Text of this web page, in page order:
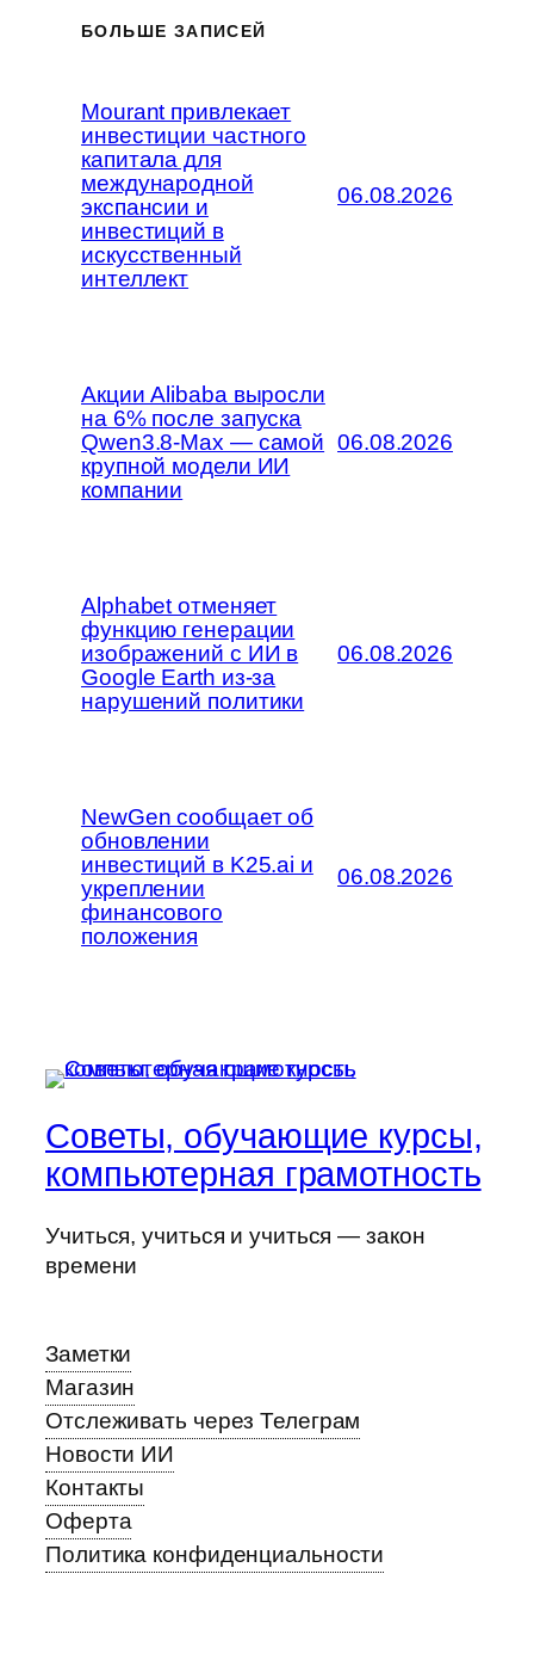
БОЛЬШЕ ЗАПИСЕЙ
Mourant привлекает
инвестиции частного
капитала для
международной
экспансии и
инвестиций в
искусственный
интеллект
06.08.2026
Акции Alibaba выросли
на 6% после запуска
Qwen3.8-Max — самой
крупной модели ИИ
компании
06.08.2026
Alphabet отменяет
функцию генерации
изображений с ИИ в
Google Earth из-за
нарушений политики
06.08.2026
NewGen сообщает об
обновлении
инвестиций в K25.ai и
укреплении
финансового
положения
06.08.2026
Советы, обучающие курсы,
компьютерная грамотность
Учиться, учиться и учиться — закон
времени
Заметки
Магазин
Отслеживать через Телеграм
Новости ИИ
Контакты
Оферта
Политика конфиденциальности